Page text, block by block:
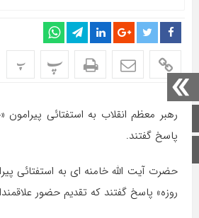
صفحه اصلی
پ پ
رهبر معظم انقلاب به استفتائی پیرامون
پاسخ گفتند.
حضرت آیت الله خامنه ای به استفتائی
روزه» پاسخ گفتند که تقدیم حضور